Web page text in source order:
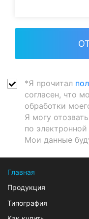
*Я прочитал
согласен, что
обработки
Я могу
по электронной
Мои данные
Главная
Продукция
Типография